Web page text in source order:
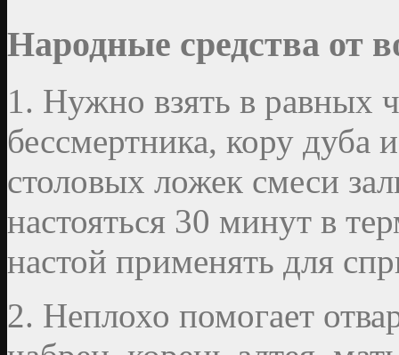
Народные средства от
1. Нужно взять в равных
бессмертника, кору дуба
столовых ложек смеси
настояться 30 минут в
настой применять для
2. Неплохо помогает